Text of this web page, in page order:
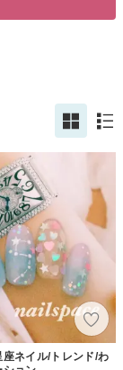
ネイル/トレンド/わ